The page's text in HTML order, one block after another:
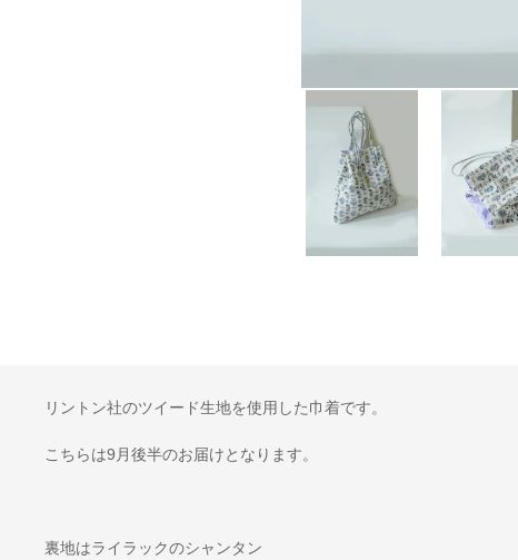
リントン社のツイード生地を使用した巾着です。
こちらは9月後半のお届けとなります。
裏地はライラックのシャンタン